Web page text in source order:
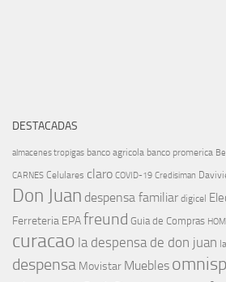
DESTACADAS
almacenes tropigas banco agricola banco promerica
CARNES Celulares claro COVID-19 Credisiman
Don Juan despensa familiar digicel
Ferreteria EPAfreund Guia de Compras
curacao la despensa de don juan
despensa Movistar Muebles